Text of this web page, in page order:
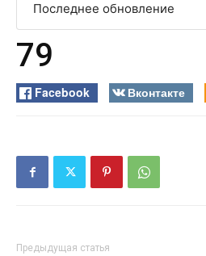
Последнее обновление
79
Facebook Вконтакте
Предыдущая статья